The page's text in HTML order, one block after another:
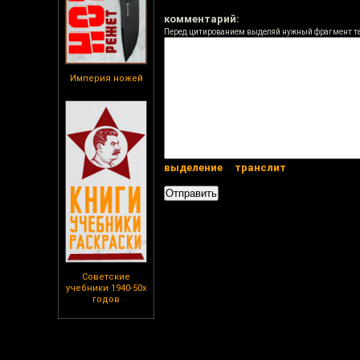
Империя ножей
Советские
учебники 1940-50х
годов
комментарий:
Перед цитированием выделяй нужный фрагмент
выделение транслит